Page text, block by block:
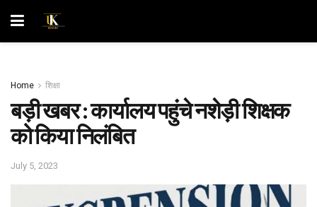
Home शिक्षा
बड़ी खबर : कार्यालय पहुंचे नशेड़ी शिक्षक
को किया निलंबित
July 5, 2023